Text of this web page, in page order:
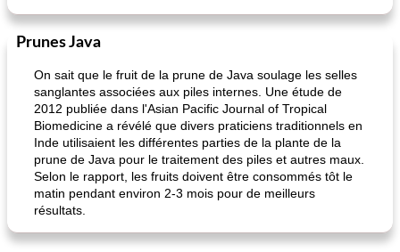
Prunes Java
On sait que le fruit de la prune de Java soulage les selles
sanglantes associées aux piles internes. Une étude de
2012 publiée dans l'Asian Pacific Journal of Tropical
Biomedicine a révélé que divers praticiens traditionnels en
Inde utilisaient les différentes parties de la plante de la
prune de Java pour le traitement des piles et autres maux.
Selon le rapport, les fruits doivent être consommés tôt le
matin pendant environ 2-3 mois pour de meilleurs
résultats.